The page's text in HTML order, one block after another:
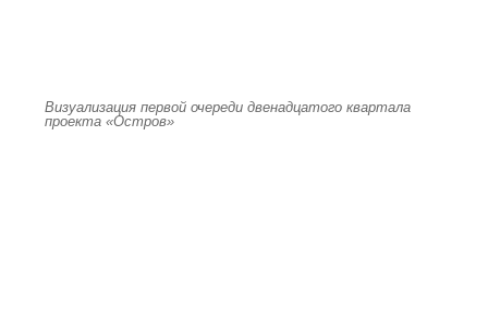
Визуализация первой очереди двенадцатого квартала
проекта «Остров»